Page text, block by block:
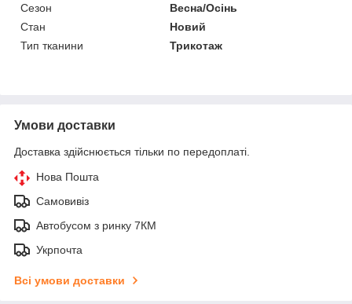
Сезон
Весна/Осінь
Стан
Новий
Тип тканини
Трикотаж
Умови доставки
Доставка здійснюється тільки по передоплаті.
Нова Пошта
Самовивіз
Автобусом з ринку 7КМ
Укрпочта
Всі умови доставки